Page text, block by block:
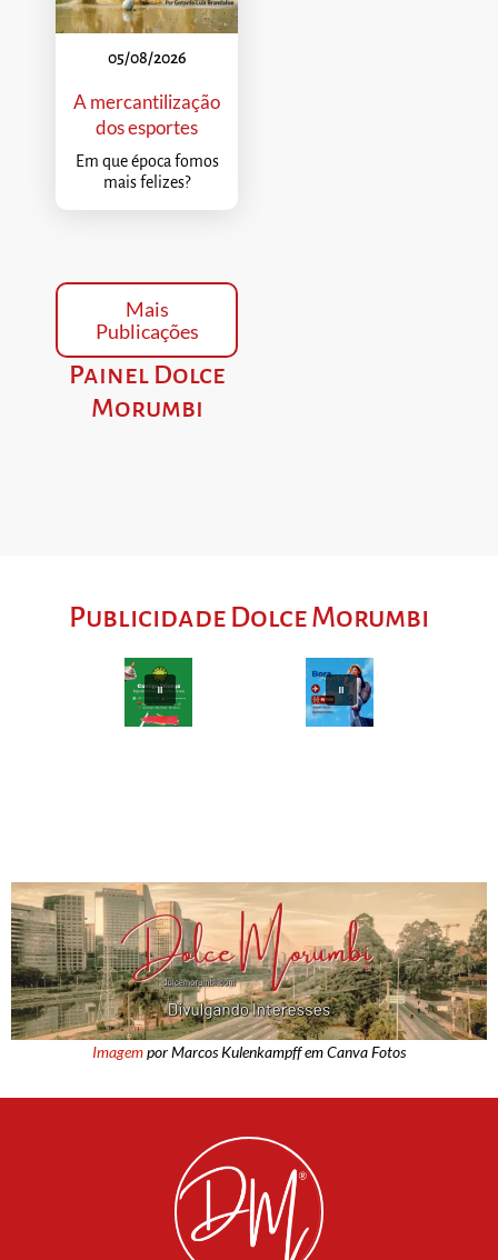
05/08/2026
A mercantilização
dos esportes
Em que época fomos
mais felizes?
Mais
Publicações
Painel Dolce
Morumbi
Publicidade Dolce Morumbi
Imagempor Marcos Kulenkampff em Canva Fotos